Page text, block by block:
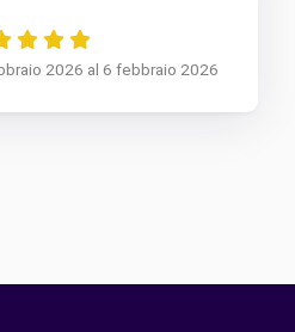
2026 al 6 febbraio 2026